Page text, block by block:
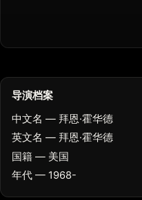
导演档案
中文名 — 拜恩·霍华德
英文名 — 拜恩·霍华德
国籍 — 美国
年代 — 1968-